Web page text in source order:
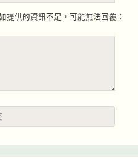
提供的資訊不足，可能無法回覆：